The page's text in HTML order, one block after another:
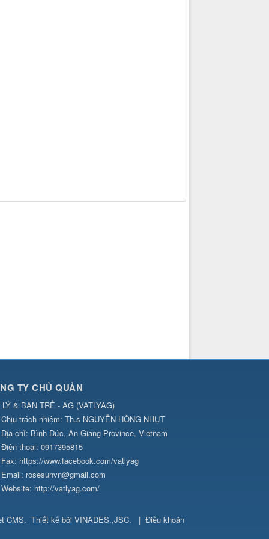
TY CHỦ QUẢN
LÝ & BẠN TRẺ - AG (VATLYAG)
Chịu trách nhiệm: Th.s NGUYỄN HỒNG NHỰT
Địa chỉ: Bình Đức, An Giang Province, Vietnam
Điện thoại: 0917395815
Fax: https://www.facebook.com/vatlyag
Email: rosesunvn@gmail.com
Website: http://vatlyag.com/
CMS. Thiết kế bởi VINADES.,JSC. | Điều khoản